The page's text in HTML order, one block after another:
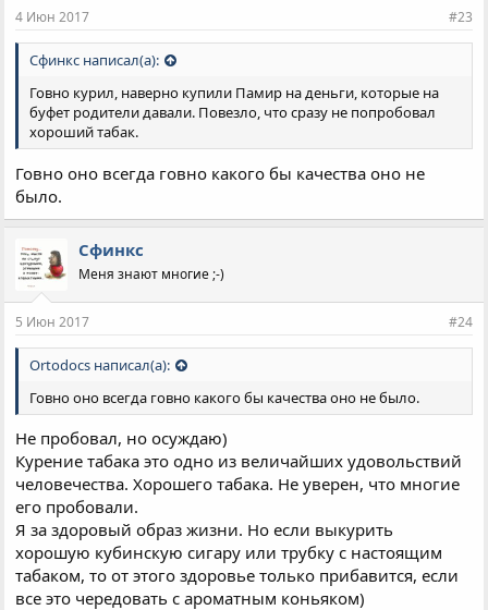
:
4 Июн 2017 #23
Сфинкс написал(а):
Говно курил, наверно купили Памир на деньги, которые на
буфет родители давали. Повезло, что сразу не попробовал
хороший табак.
Говно оно всегда говно какого бы качества оно не
было.
Сфинкс
Меня знают многие ;-)
5 Июн 2017 #24
Ortodocs написал(а):
Говно оно всегда говно какого бы качества оно не было.
Не пробовал, но осуждаю)
Курение табака это одно из величайших удовольствий
человечества. Хорошего табака. Не уверен, что многие
его пробовали.
Я за здоровый образ жизни. Но если выкурить
хорошую кубинскую сигару или трубку с настоящим
табаком, то от этого здоровье только прибавится, если
все это чередовать с ароматным коньяком)